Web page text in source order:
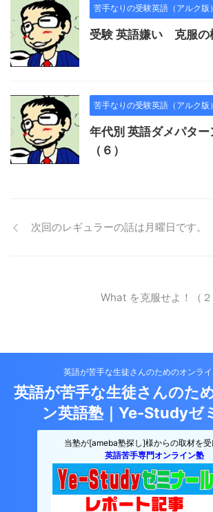
苦手なりの受験英語（アルク版）
受験 英語嫌い 克服の
苦手なりの受験英語（アルク版）
年代別 英語ダメパタ
（６）
次回のレギュラーの話は月曜日です。
What を克服せよ！（２
英語が苦手な生徒さんのためのオンラ
英語が苦手な生徒さんのた
ン英語塾｜Ye-Studyゼ
当塾が[ameba塾探し]様からの取材を
英語苦手専門オンライン塾